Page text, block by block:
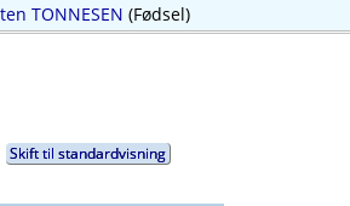
TONNESEN (Fødsel)
Skift til standardvisning